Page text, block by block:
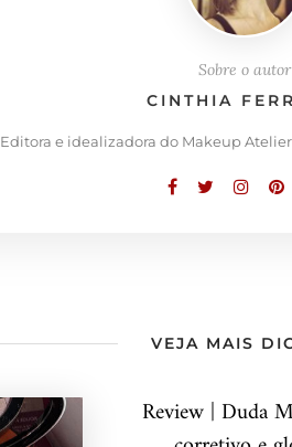
Sobre o autor
CINTHIA
Editora e idealizadora do Makeup
VEJA MAIS
Review | Duda